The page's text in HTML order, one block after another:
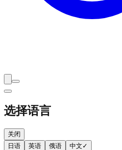
选择语言
关闭
日语
英语 俄语 中文 ✓